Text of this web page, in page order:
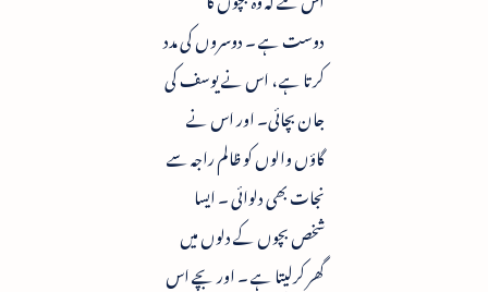
دوست ہے ۔ دوسروں کی مدد
کرتا ہے ، اس نے یوسف کی
جان بچائی۔ اور اس نے
گاؤں والوں کو ظالم راجہ سے
نجات بھی دلوائی ۔ ایسا
شخص بچوں کے دلوں میں
گھر کرلیتا ہے ۔ اور بچے اس